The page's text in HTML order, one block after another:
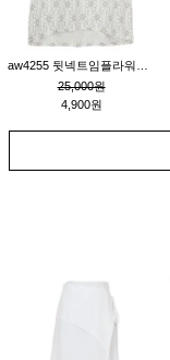
25,000원
4,900원